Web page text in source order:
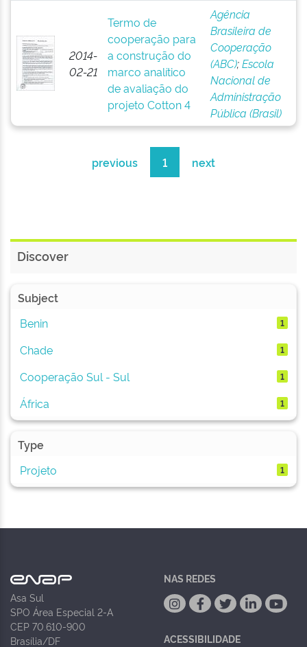
2014-
02-21
Termo de
cooperação para
a construção do
marco analítico
de avaliação do
projeto Cotton 4
Agência
Brasileira de
Cooperação
(ABC);Escola
Nacional de
Administração
Pública (Brasil)
previous 1 next
Discover
Subject
Benin
1
Chade 1
Cooperação Sul - Sul 1
África 1
Type
Projeto
1
Asa Sul
SPO Área Especial 2-A
CEP 70.610-900
Brasília/DF
NAS REDES
ACESSIBILIDADE